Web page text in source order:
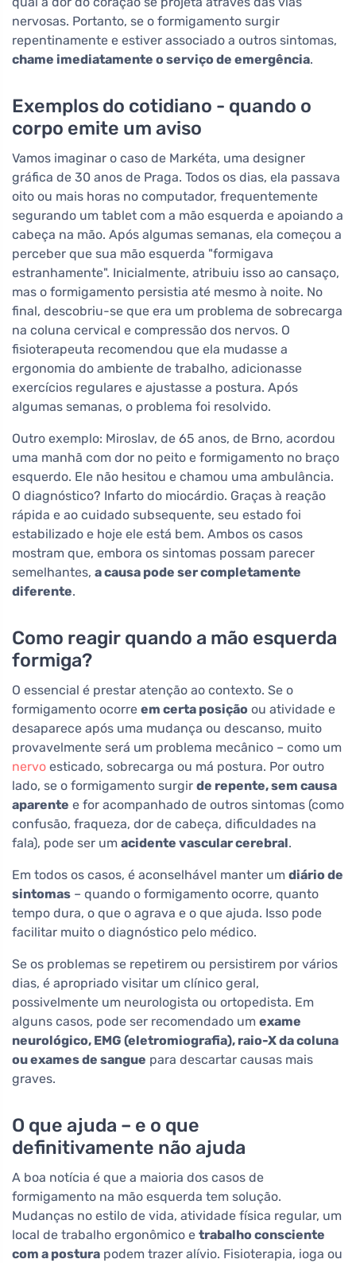
nervosas. Portanto, se o formigamento surgir
repentinamente e estiver associado a outros sintomas,
chame imediatamente o serviço de emergência.
Exemplos do cotidiano - quando o
corpo emite um aviso
Vamos imaginar o caso de Markéta, uma designer
gráfica de 30 anos de Praga. Todos os dias, ela passava
oito ou mais horas no computador, frequentemente
segurando um tablet com a mão esquerda e apoiando a
cabeça na mão. Após algumas semanas, ela começou a
perceber que sua mão esquerda "formigava
estranhamente". Inicialmente, atribuiu isso ao cansaço,
mas o formigamento persistia até mesmo à noite. No
final, descobriu-se que era um problema de sobrecarga
na coluna cervical e compressão dos nervos. O
fisioterapeuta recomendou que ela mudasse a
ergonomia do ambiente de trabalho, adicionasse
exercícios regulares e ajustasse a postura. Após
algumas semanas, o problema foi resolvido.
Outro exemplo: Miroslav, de 65 anos, de Brno, acordou
uma manhã com dor no peito e formigamento no braço
esquerdo. Ele não hesitou e chamou uma ambulância.
O diagnóstico? Infarto do miocárdio. Graças à reação
rápida e ao cuidado subsequente, seu estado foi
estabilizado e hoje ele está bem. Ambos os casos
mostram que, embora os sintomas possam parecer
semelhantes, a causa pode ser completamente
diferente.
Como reagir quando a mão esquerda
formiga?
O essencial é prestar atenção ao contexto. Se o
formigamento ocorre em certa posição ou atividade e
desaparece após uma mudança ou descanso, muito
provavelmente será um problema mecânico – como um
nervo esticado, sobrecarga ou má postura. Por outro
lado, se o formigamento surgir de repente, sem causa
aparente e for acompanhado de outros sintomas (como
confusão, fraqueza, dor de cabeça, dificuldades na
fala), pode ser um acidente vascular cerebral.
Em todos os casos, é aconselhável manter um diário de
sintomas – quando o formigamento ocorre, quanto
tempo dura, o que o agrava e o que ajuda. Isso pode
facilitar muito o diagnóstico pelo médico.
Se os problemas se repetirem ou persistirem por vários
dias, é apropriado visitar um clínico geral,
possivelmente um neurologista ou ortopedista. Em
alguns casos, pode ser recomendado um exame
neurológico, EMG (eletromiografia), raio-X da coluna
ou exames de sangue para descartar causas mais
graves.
O que ajuda – e o que
definitivamente não ajuda
A boa notícia é que a maioria dos casos de
formigamento na mão esquerda tem solução.
Mudanças no estilo de vida, atividade física regular, um
local de trabalho ergonômico e trabalho consciente
com a postura podem trazer alívio. Fisioterapia, ioga ou